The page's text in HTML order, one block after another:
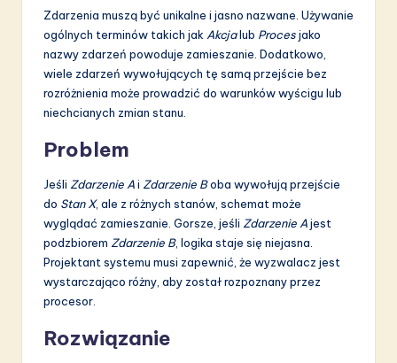
Zdarzenia muszą być unikalne i jasno nazwane. Używanie
ogólnych terminów takich jak Akcjalub Procesjako
nazwy zdarzeń powoduje zamieszanie. Dodatkowo,
wiele zdarzeń wywołujących tę samą przejście bez
rozróżnienia może prowadzić do warunków wyścigu lub
niechcianych zmian stanu.
Problem
Jeśli Zdarzenie Ai Zdarzenie Boba wywołują przejście
do Stan X, ale z różnych stanów, schemat może
wyglądać zamieszanie. Gorsze, jeśli Zdarzenie Ajest
podzbiorem Zdarzenie B, logika staje się niejasna.
Projektant systemu musi zapewnić, że wyzwalacz jest
wystarczająco różny, aby został rozpoznany przez
procesor.
Rozwiązanie